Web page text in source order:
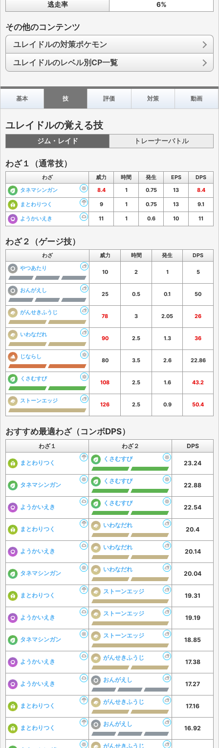
逃走率
6%
その他のコンテンツ
ユレイドルの対策ポケモン
ユレイドルのレベル別CP一覧
基本 技 評価 対策 動画
ユレイドルの覚える技
ジム・レイド トレーナーバトル
わざ１（通常技）
わざ 威力 時間 発生 EPS
DPS
タネマシンガン
8.4 1 0.75 13 8.4
まとわりつく 9 1 0.75 13 9.1
ようかいえき 11 1 0.6 10 11
わざ２（ゲージ技）
わざ 威力 時間 発生
DPS
やつあたり
10 2 1 5
おんがえし
25 0.5 0.1 50
がんせきふうじ
78 3 2.05 26
いわなだれ
90 2.5 1.3 36
じならし
80 3.5 2.6 22.86
くさむすび
108 2.5 1.6 43.2
ストーンエッジ
126 2.5 0.9 50.4
おすすめ最適わざ（コンボDPS）
わざ１ わざ２ DPS
まとわりつく
くさむすび
23.24
タネマシンガン
くさむすび
22.88
ようかいえき
くさむすび
22.54
まとわりつく
いわなだれ
20.4
ようかいえき
いわなだれ
20.14
タネマシンガン
いわなだれ
20.04
まとわりつく
ストーンエッジ
19.31
ようかいえき
ストーンエッジ
19.19
タネマシンガン
ストーンエッジ
18.85
ようかいえき
がんせきふうじ
17.38
ようかいえき
おんがえし
17.27
まとわりつく
がんせきふうじ
17.16
まとわりつく
おんがえし
16.92
がんせきふうじ